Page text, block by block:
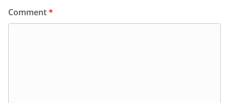
Comment*